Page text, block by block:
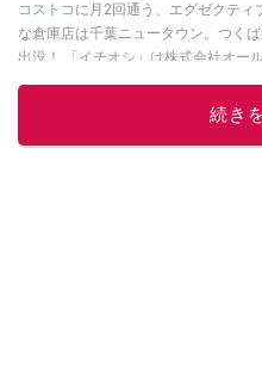
コストコ に月2回通う、エグゼクティ
な倉庫店は千葉ニュータウン。つく
出没！ 「イチオシ」は株式会社オー
で開設したレコメンドサイト。毎日
してくだ
こ
続き